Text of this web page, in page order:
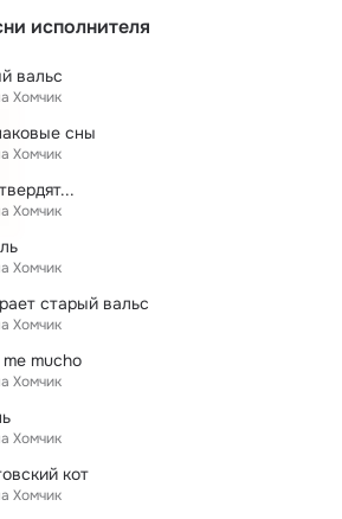
исполнителя
вальс
Хомчик
сны
Хомчик
Хомчик
Хомчик
старый вальс
Хомчик
me mucho
Хомчик
Хомчик
кот
Хомчик